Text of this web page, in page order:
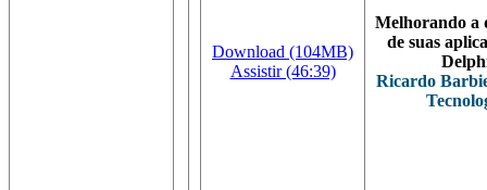
Download (104MB)
Assistir (46:39)
Melhorando a
de suas
Ricardo